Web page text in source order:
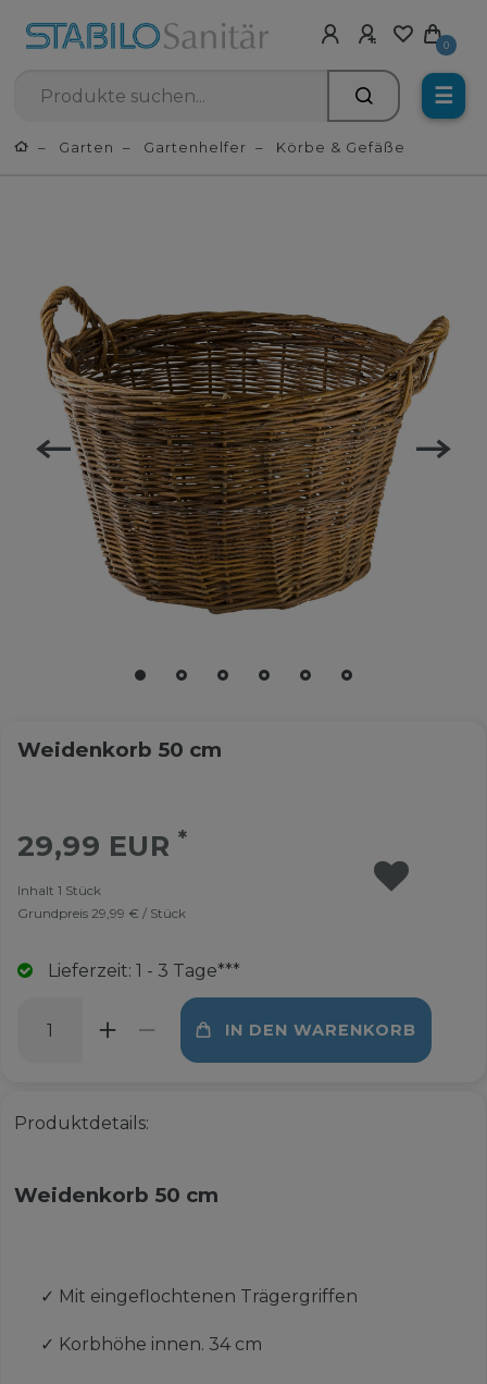
0
☰
Garten Gartenhelfer Körbe & Gefäße
Weidenkorb 50 cm
29,99 EUR *
Inhalt 1 Stück
Grundpreis 29,99 € / Stück
Lieferzeit: 1 - 3 Tage***
IN DEN WARENKORB
Produktdetails:
Weidenkorb 50 cm
✓ Mit eingeflochtenen Trägergriffen
✓ Korbhöhe innen. 34 cm